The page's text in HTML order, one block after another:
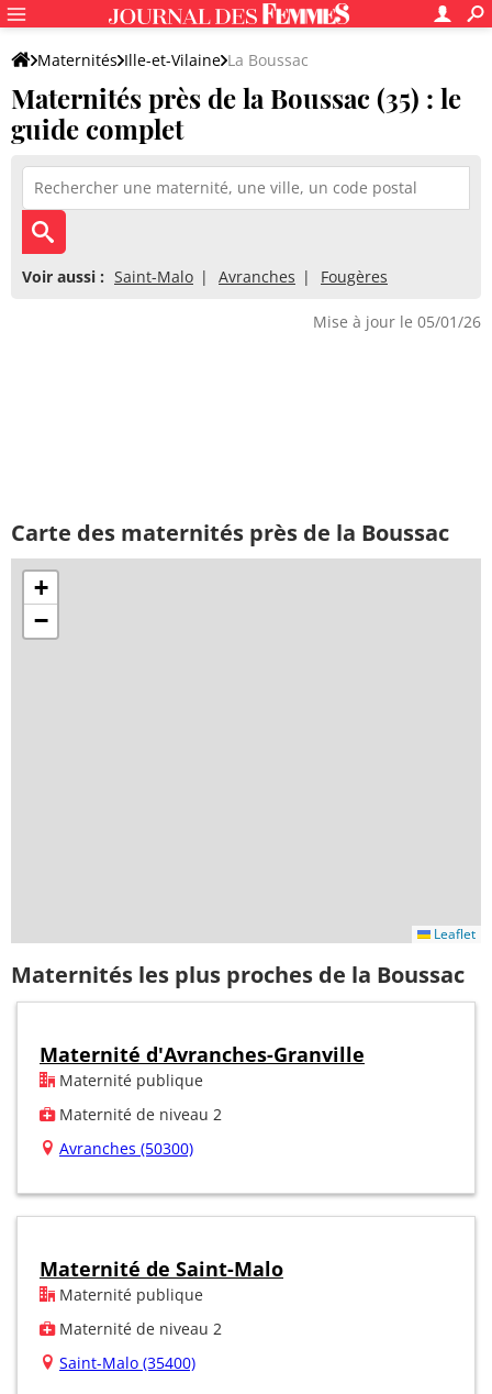
Maternités Ille-et-Vilaine La Boussac
Maternités près de la Boussac (35) : le
guide complet
Voir aussi : Saint-Malo Avranches Fougères
Mise à jour le 05/01/26
Carte des maternités près de la Boussac
+
−
Leaflet
Maternités les plus proches de la Boussac
Maternité d'Avranches-Granville
Maternité publique
Maternité de niveau 2
Avranches (50300)
Maternité de Saint-Malo
Maternité publique
Maternité de niveau 2
Saint-Malo (35400)